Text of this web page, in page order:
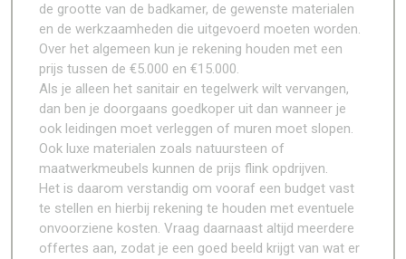
de grootte van de badkamer, de gewenste materialen
en de werkzaamheden die uitgevoerd moeten worden.
Over het algemeen kun je rekening houden met een
prijs tussen de €5.000 en €15.000.
Als je alleen het sanitair en tegelwerk wilt vervangen,
dan ben je doorgaans goedkoper uit dan wanneer je
ook leidingen moet verleggen of muren moet slopen.
Ook luxe materialen zoals natuursteen of
maatwerkmeubels kunnen de prijs flink opdrijven.
Het is daarom verstandig om vooraf een budget vast
te stellen en hierbij rekening te houden met eventuele
onvoorziene kosten. Vraag daarnaast altijd meerdere
offertes aan, zodat je een goed beeld krijgt van wat er